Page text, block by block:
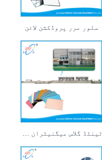
سلور مرر پروڈکشن لائن